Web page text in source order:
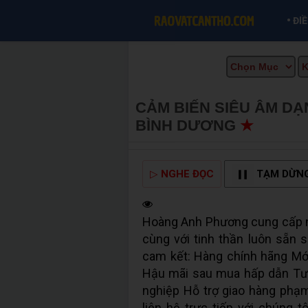
•
CẢM BIẾN SIÊU ÂM
BÌNH DƯƠNG ★ MUA
▷ NGHE ĐỌC TẠM
Hoàng Anh Phương cung cấp
cùng với tinh thần luôn sẵn
cam kết: Hàng chính hãng
Hậu mãi sau mua hấp dẫn
nghiệp Hỗ trợ giao hàng